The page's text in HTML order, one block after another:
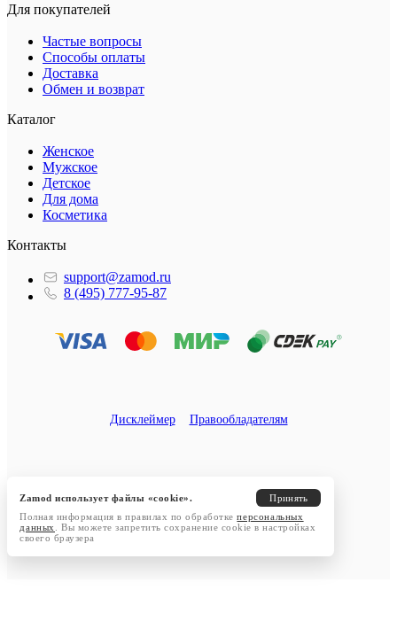
Для покупателей
Частые вопросы
Способы оплаты
Доставка
Обмен и возврат
Каталог
Женское
Мужское
Детское
Для дома
Косметика
Контакты
support@zamod.ru
8 (495) 777-95-87
Дисклеймер Правообладателям
Zamod использует файлы «cookie».
Принять
Полная информация в правилах по обработкеперсональных
данных
. Вы можете запретить сохранение cookie в настройках
своего браузера